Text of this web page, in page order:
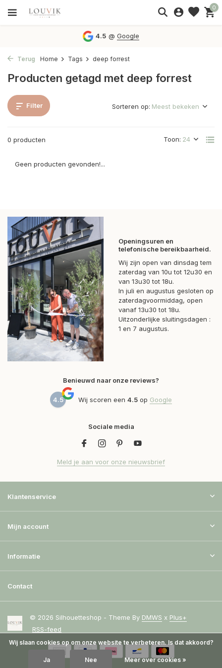
0
4.5 @Google
Terug Home Tags deep forrest
Producten getagd met deep forrest
Filter
0 producten Toon:
Sorteren op:
Geen producten gevonden!...
Openingsuren en
telefonische bereikbaarheid.
Wij zijn open van dinsdag tem
zaterdag van 10u tot 12u30 en
van 13u30 tot 18u.
In juli en augustus gesloten op
zaterdagvoormiddag, open
vanaf 13u30 tot 18u.
Uitzonderlijke sluitingsdagen :
1 en 7 augustus.
Benieuwd naar onze reviews?
4.5 Wij scoren een 4.5 op Google
Sociale media
Meld je aan voor onze nieuwsbrief
Klantenservice
Mijn account
Informatie
Contact
© 2026 Silhouetteshop - Theme By DMWS x Plus+
RSS-feed
Wij slaan cookies op om onze website te verbeteren. Is dat akkoord?
Ja Nee Meer over cookies »